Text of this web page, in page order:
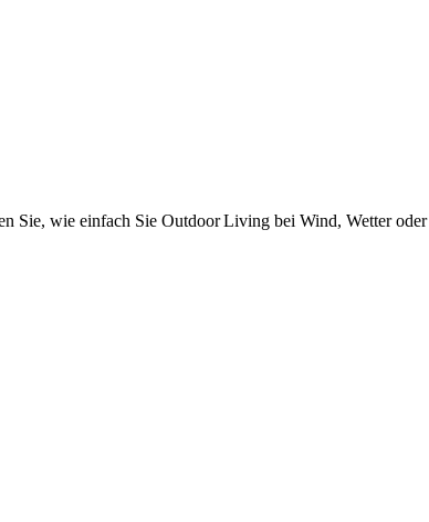
Sie, wie einfach Sie Outdoor Living bei Wind, Wetter